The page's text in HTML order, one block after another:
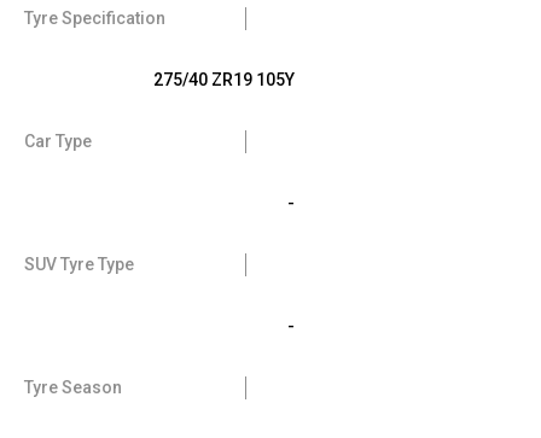
Tyre Specification
275/40 ZR19 105Y
Car Type
-
SUV Tyre Type
-
Tyre Season